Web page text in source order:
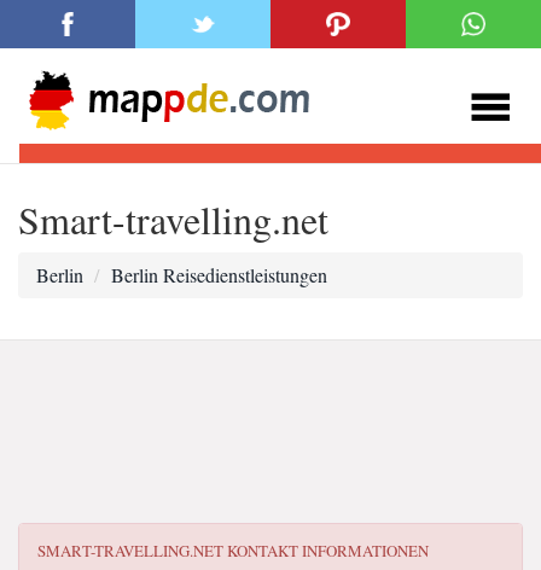
Smart-travelling.net
Berlin Berlin Reisedienstleistungen
SMART-TRAVELLING.NETKONTAKT INFORMATIONEN